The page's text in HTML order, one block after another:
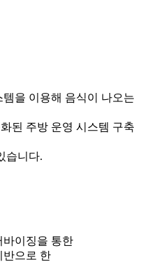
을 이용해 음식이 나오는
된 주방 운영 시스템 구축
습니다.
바이징을 통한
반으로 한